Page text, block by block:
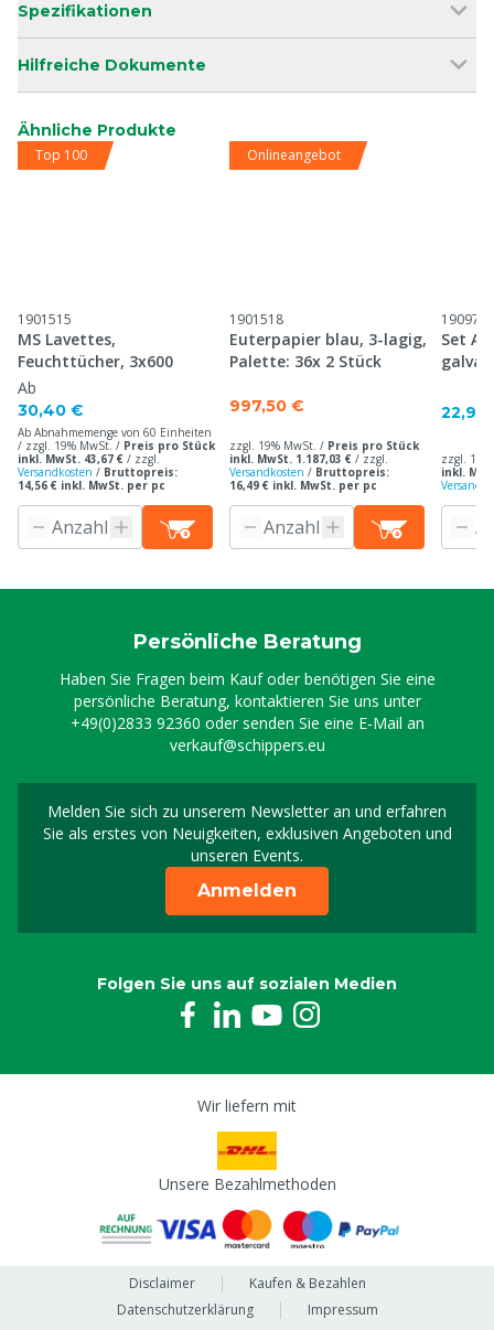
Spezifikationen
Hilfreiche Dokumente
Ähnliche Produkte
Top 100
1901515
MS Lavettes,
Feuchttücher, 3x600
Ab
30,40 €
Ab Abnahmemenge von 60 Einheiten
/ zzgl. 19% MwSt. / Preis pro Stück
inkl. MwSt. 43,67 € / zzgl.
Versandkosten / Bruttopreis:
14,56 € inkl. MwSt. per pc
Onlineangebot
1901518
Euterpapier blau, 3-lagig,
Palette: 36x 2 Stück
997,50 €
zzgl. 19% MwSt. / Preis pro Stück
inkl. MwSt. 1.187,03 € / zzgl.
Versandkosten / Bruttopreis:
16,49 € inkl. MwSt. per pc
1909781
Set
22,90
zzgl.
inkl.
Persönliche Beratung
Haben Sie Fragen beim Kauf oder benötigen Sie eine
persönliche Beratung, kontaktieren Sie uns unter
+49(0)2833 92360 oder senden Sie eine E-Mail an
verkauf@schippers.eu
Melden Sie sich zu unserem Newsletter an und erfahren
Sie als erstes von Neuigkeiten, exklusiven Angeboten und
unseren Events.
Melden Sie sich für
Anmelden
Folgen Sie uns auf sozialen Medien
Wir liefern mit
Unsere Bezahlmethoden
Disclaimer
Kaufen & Bezahlen
Datenschutzerklärung
Impressum